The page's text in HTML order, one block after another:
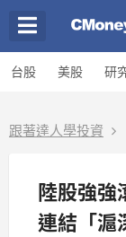
台股 美股 研
跟著達人學投資
陸股強強
連結「滬